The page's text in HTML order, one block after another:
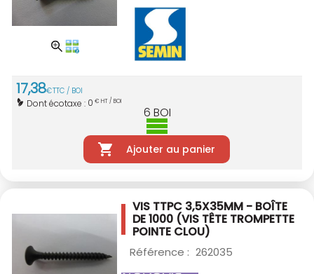
17,38€TTC / BOI
Dont écotaxe : 0 € HT / BOI
6 BOI
Ajouter au panier
VIS TTPC 3,5X35MM - BOÎTE
DE 1000 (VIS TÊTE TROMPETTE
POINTE CLOU)
Référence : 262035